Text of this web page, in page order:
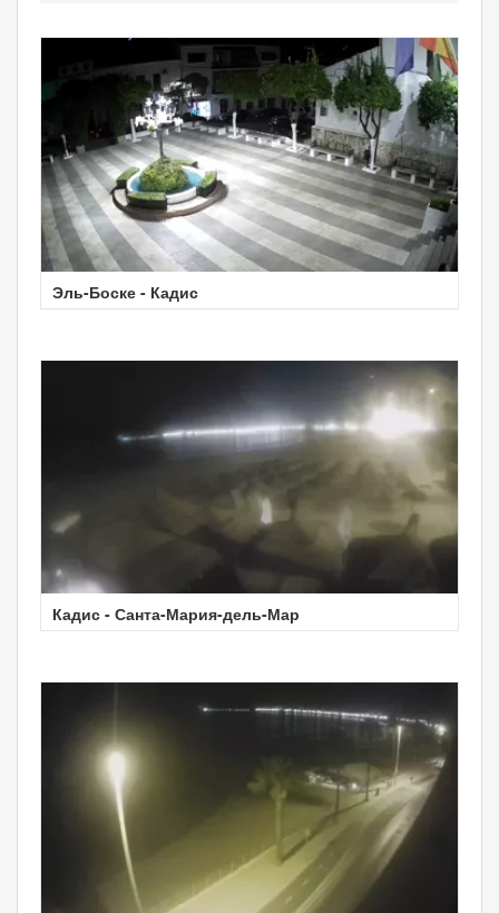
Эль-Боске - Кадис
Кадис - Санта-Мария-дель-Мар